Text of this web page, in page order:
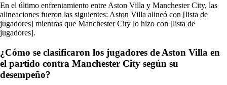
En el último enfrentamiento entre Aston Villa y Manchester City, las
alineaciones fueron las siguientes: Aston Villa alineó con [lista de
jugadores] mientras que Manchester City lo hizo con [lista de
jugadores].
¿Cómo se clasificaron los jugadores de Aston Villa en
el partido contra Manchester City según su
desempeño?